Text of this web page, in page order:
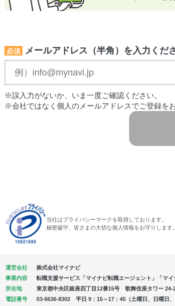
必須 メールアドレス（半角）を入力くだ
※誤入力がないか、いま一度ご確認ください。
※会社ではなく個人のメールアドレスでご登録を
当社はプライバシーマークを取得しております。
秘密厳守、皆さまの大切な個人情報をお守りします。
運営会社
株式会社マイナビ
事業内容
転職支援サービス「マイナビ転職エージェント」「マ
所在地
東京都中央区銀座四丁目12番15号 歌舞伎座タワー 24-
電話番号
03-6636-8302 平日 9：15～17：45（土曜日、日曜日、